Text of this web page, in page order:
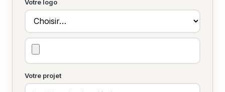
Votre logo
Votre projet